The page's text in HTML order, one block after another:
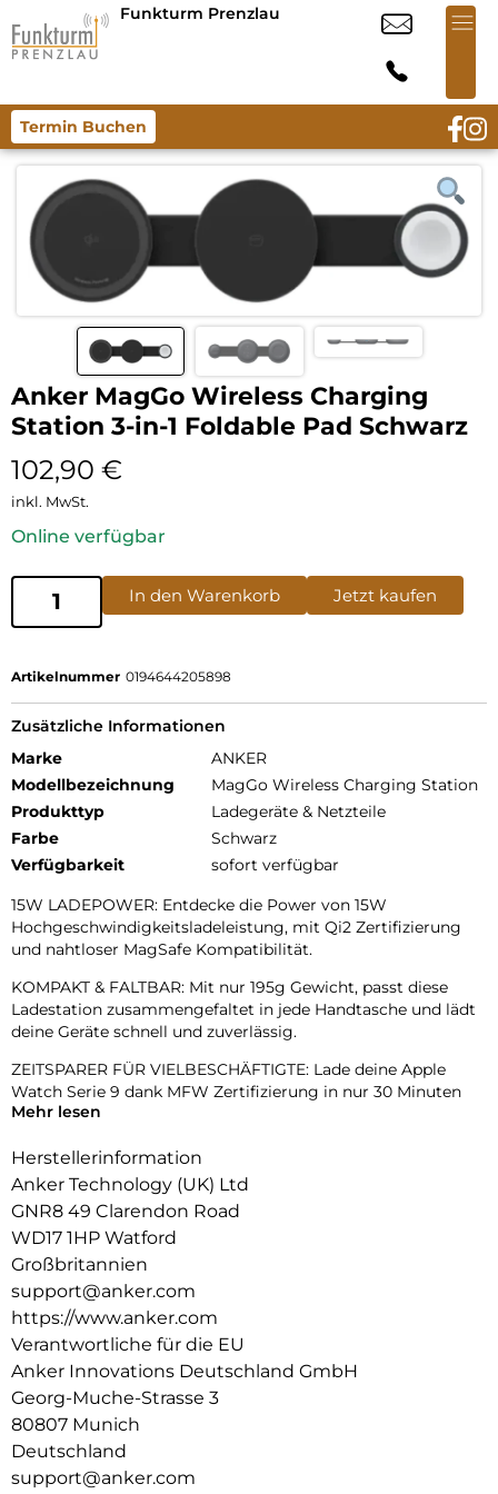
Funkturm Prenzlau
Termin Buchen
Anker MagGo Wireless Charging
Station 3-in-1 Foldable Pad Schwarz
102,90 €
inkl. MwSt.
Online verfügbar
In den Warenkorb Jetzt kaufen
Artikelnummer 0194644205898
Zusätzliche Informationen
Marke
ANKER
Modellbezeichnung
MagGo Wireless Charging Station
Produkttyp
Ladegeräte & Netzteile
Farbe
Schwarz
Verfügbarkeit
sofort verfügbar
15W LADEPOWER: Entdecke die Power von 15W
Hochgeschwindigkeitsladeleistung, mit Qi2 Zertifizierung
und nahtloser MagSafe Kompatibilität.
KOMPAKT & FALTBAR: Mit nur 195g Gewicht, passt diese
Ladestation zusammengefaltet in jede Handtasche und lädt
deine Geräte schnell und zuverlässig.
ZEITSPARER FÜR VIELBESCHÄFTIGTE: Lade deine Apple
Watch Serie 9 dank MFW Zertifizierung in nur 30 Minuten
auf 47% Akku auf – viel schneller als herkömmliche
3-in-1 APPLE LADEGERÄT: Lade iPhone, AirPods und Apple
Watch gleichzeitig, und nutze den eingebauten,
verstellbaren Handy-Ständer als Halterung.
Das ultimative Ladeerlebnis: Tauche ein in bahnbrechendes
kompatibel
und angetrieben von einem effizienten KI-Algorithmus.
Vertraue auf das individuell angefertigte Qi2-Modul mit
seiner hochleitfähigen Aluminiumkonstruktion für eine
stabile 15W-Ladung unterstützt durch ein innovatives Split-
Design für überlegene Wärmeableitung.
Schneller laden. Smart leben.: Die neue Ultra-Schnellladung
von Anker in Kombination mit Qi2-Technologie
Mehr lesen
Herstellerinformation
Anker Technology (UK) Ltd
GNR8 49 Clarendon Road
WD17 1HP Watford
Großbritannien
support@anker.com
https://www.anker.com
Verantwortliche für die EU
Anker Innovations Deutschland GmbH
Georg-Muche-Strasse 3
80807 Munich
Deutschland
support@anker.com